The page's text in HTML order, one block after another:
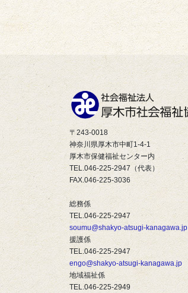
〒243-0018
神奈川県厚木市中町1-4-1
厚木市保健福祉センター内
TEL.046-225-2947（代表）
FAX.046-225-3036
総務係
TEL.046-225-2947
soumu@shakyo-atsugi-kanagawa.jp
援護係
TEL.046-225-2947
engo@shakyo-atsugi-kanagawa.jp
地域福祉係
TEL.046-225-2949